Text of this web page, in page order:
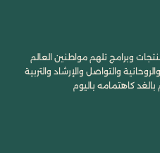
وبرامج تلهم مواطنين العالم
والتواصل والإرشاد والتربية
كاهتمامه باليوم